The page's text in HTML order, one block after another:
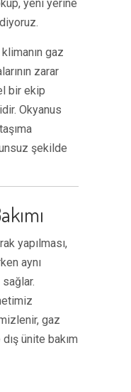
yeni yerine
gaz
zarar
bir ekip
Okyanus
şekilde
yapılması,
aynı
sağlar.
gaz
ünite bakım